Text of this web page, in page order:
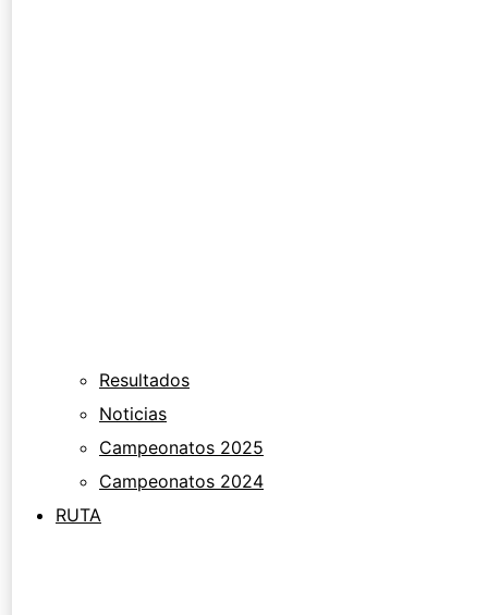
Resultados
Noticias
Campeonatos 2025
Campeonatos 2024
RUTA